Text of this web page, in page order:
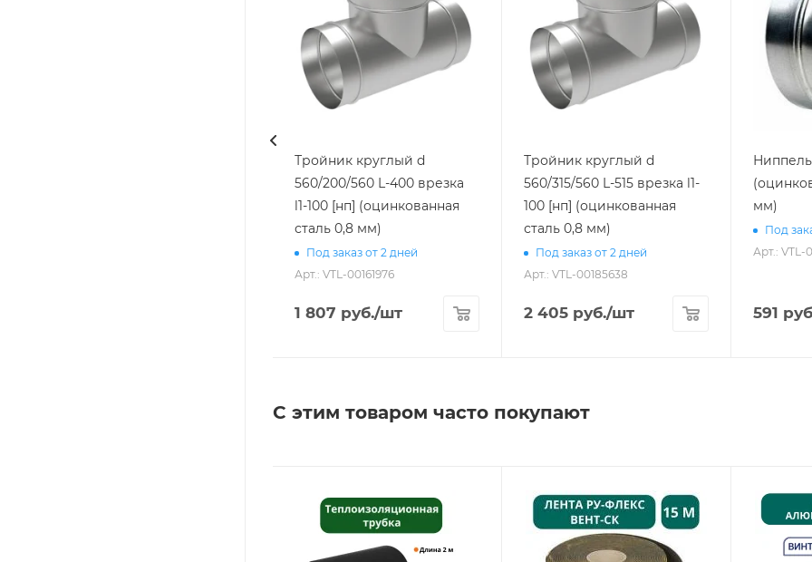
Тройник круглый d
560/200/560 L-400 врезка
l1-100 [нп] (оцинкованная
сталь 0,8 мм)
Под заказ от 2 дней
Арт.: VTL-00161976
1 807 руб./шт
Тройник круглый d
560/315/560 L-515 врезка l1-
100 [нп] (оцинкованная
сталь 0,8 мм)
Под заказ от 2 дней
Арт.: VTL-00185638
2 405 руб./шт
Ниппель
мм)
Под
Арт.: VTL-
591
С этим товаром часто покупают